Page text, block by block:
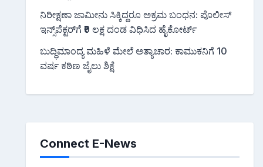
ನಿರೀಕ್ಷಣಾ ಜಾಮೀನು ಸಿಕ್ಕಿದ್ದರೂ ಅಕ್ರಮ ಬಂಧನ: ಪೊಲೀಸ್
ಇನ್ಸ್‌ಪೆಕ್ಟರ್‌ಗೆ ₹9 ಲಕ್ಷ ದಂಡ ವಿಧಿಸಿದ ಹೈಕೋರ್ಟ್
ಬುದ್ಧಿಮಾಂದ್ಯ ಮಹಿಳೆ ಮೇಲೆ ಅತ್ಯಾಚಾರ: ಕಾಮುಕನಿಗೆ 10
ವರ್ಷ ಕಠಿಣ ಜೈಲು ಶಿಕ್ಷೆ
Connect E-News